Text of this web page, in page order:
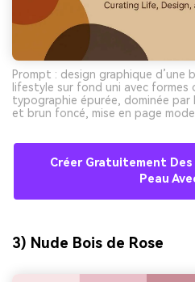
Prompt : design graphique d’une
lifestyle sur fond uni avec
typographie épurée, dominée par
et brun foncé, mise en page
Créer Gratuitement
Peau
3) Nude Bois de Rose